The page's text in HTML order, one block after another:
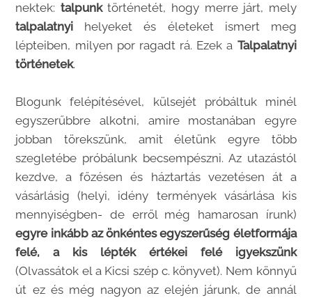
nektek: talpunktörténetét, hogy merre járt, mely
talpalatnyi helyeket és életeket ismert meg
lépteiben, milyen por ragadt rá. Ezek a Talpalatnyi
történetek.
Blogunk felépítésével, külsejét próbáltuk minél
egyszerűbbre alkotni, amire mostanában egyre
jobban törekszünk, amit életünk egyre több
szegletébe próbálunk becsempészni. Az utazástól
kezdve, a főzésen és háztartás vezetésen át a
vásárlásig (helyi, idény termények vásárlása kis
mennyiségben- de erről még hamarosan írunk)
egyre inkább az önkéntes egyszerűség életformája
felé, a kis lépték értékei felé igyekszünk
(Olvassátok el a Kicsi szép c. könyvet). Nem könnyű
út ez és még nagyon az elején járunk, de annál